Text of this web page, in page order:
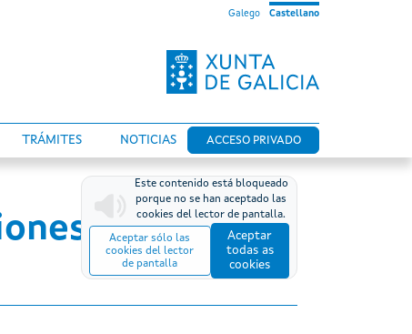
Galego Castellano
TRÁMITES NOTICIAS ACCESO PRIVADO
Este contenido está bloqueado
porque no se han aceptado las
cookies del lector de pantalla.
Aceptar sólo las
cookies del lector
de pantalla
Aceptar
todas as
cookies